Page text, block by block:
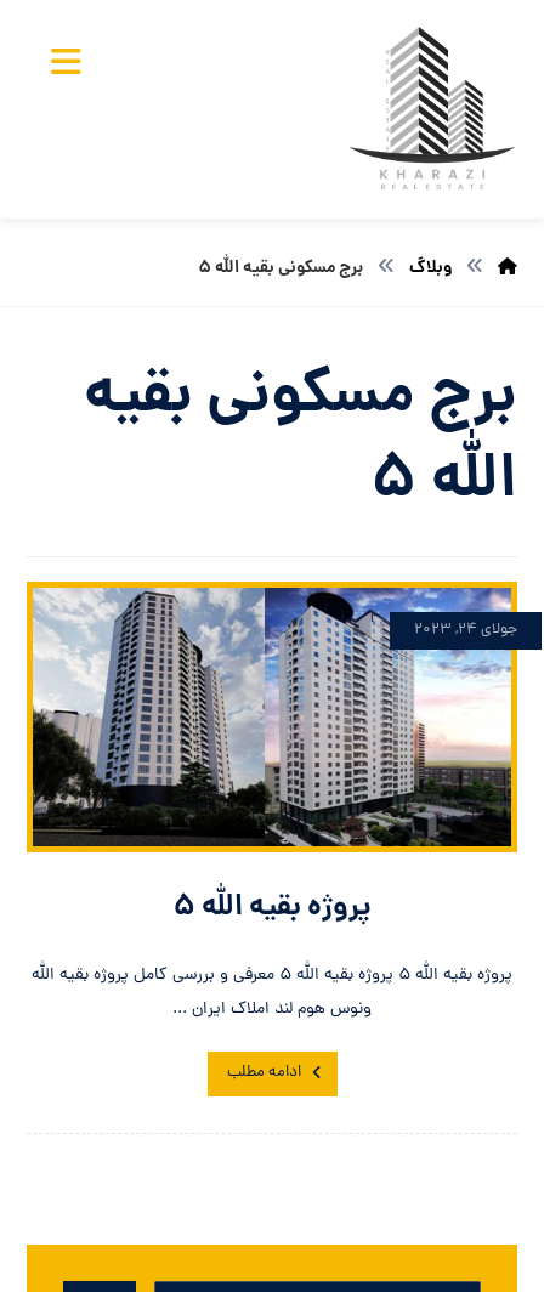
وبلاگ برج مسکونی بقیه الله ۵
برج مسکونی بقیه
الله ۵
پروژه بقیه الله ۵
جولای ۲۴, ۲۰۲۳
پروژه بقیه الله ۵ پروژه بقیه الله ۵ معرفی و بررسی کامل پروژه بقیه الله
ونوس هوم لند املاک ایران ...
ادامه مطلب